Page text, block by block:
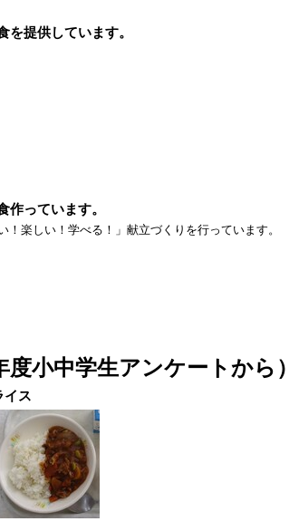
提供しています。
っています。
楽しい！学べる！」献立づくりを行っています。
小中学生アンケートから）
イス